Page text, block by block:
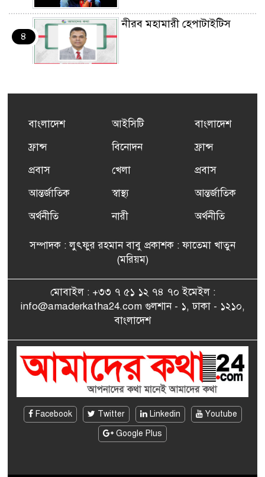
৪
নীরব মহামারী হেপাটাইটিস
৫
এর সম্পূর্ণ বিনামূল্যের সুশি
ফ্রান্সসহ ইউরোপীয় দেশসমূহে
দাবদাহ: কারণ, প্রভাব ও করণীয়
ফ্রান্সে সংবর্ধিত হলেন যুক্তরাজ্য
বিএনপি’র আহ্বায়ক কমিটির
সাংবাদিকতায় কৃতিত্বের পুরস্কার
এমপি মমতাজ আলোকে
জেলা প্রবাসী এসোসিয়েশন’
বেদে সম্প্রদায় নিয়ে প্যারিসে
তথ্য-চলচ্চিত্র “ভাসমান জীবন”
বাংলাদেশ
ফ্রান্স
প্রবাস
আন্তর্জাতিক
অর্থনীতি
আইসিটি
বিনোদন
খেলা
স্বাস্থ্য
নারী
বাংলাদেশ
ফ্রান্স
প্রবাস
আন্তর্জাতিক
অর্থনীতি
সম্পাদক : লুৎফুর রহমান বাবু প্রকাশক : ফাতেমা খাতুন
(মরিয়ম)
মোবাইল : +৩৩ ৭ ৫১ ১২ ৭৪ ৭০ ইমেইল :
info@amaderkatha24.com গুলশান - ১, ঢাকা - ১২১০,
বাংলাদেশ
Facebook Twitter Linkedin
Youtube
Google Plus